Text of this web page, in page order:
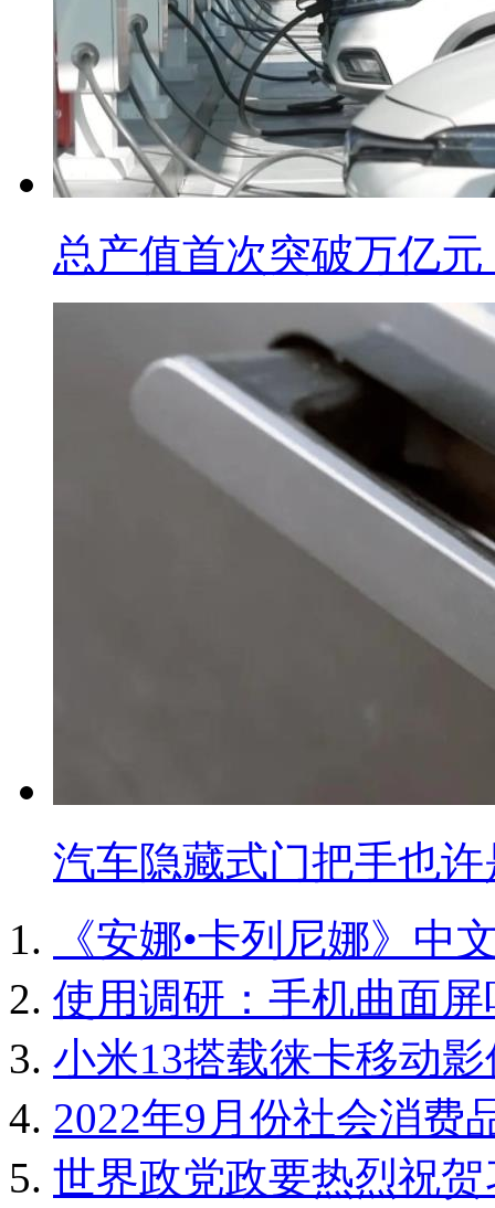
总产值首次突破万亿
汽车隐藏式门把手也
《安娜•卡列尼娜》中
使用调研：手机曲面
小米13搭载徕卡移动
2022年9月份社会消费
世界政党政要热烈祝